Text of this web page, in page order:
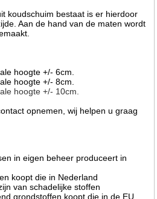
koudschuim bestaat is er hierdoor
Aan de hand van de maten wordt
hoogte +/- 6cm.
hoogte +/- 8cm.
hoogte +/- 10cm.
opnemen, wij helpen u graag
in eigen beheer produceert in
koopt die in Nederland
van schadelijke stoffen
grondstoffen koopt die in de EU